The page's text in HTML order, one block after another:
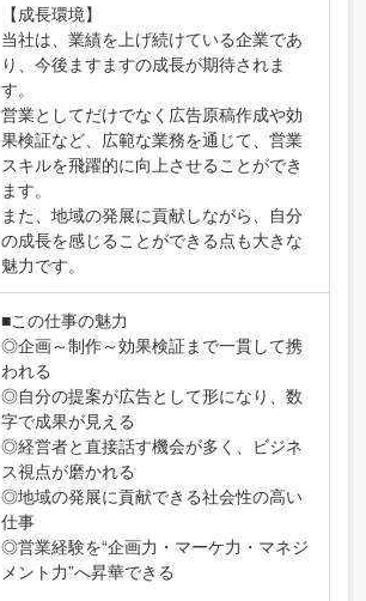
【成長環境】
当社は、業績を上げ続けている企業であ
り、今後ますますの成長が期待されま
す。
営業としてだけでなく広告原稿作成や効
果検証など、広範な業務を通じて、営業
スキルを飛躍的に向上させることができ
ます。
また、地域の発展に貢献しながら、自分
の成長を感じることができる点も大きな
魅力です。
■この仕事の魅力
◎企画～制作～効果検証まで一貫して携
われる
◎自分の提案が広告として形になり、数
字で成果が見える
◎経営者と直接話す機会が多く、ビジネ
ス視点が磨かれる
◎地域の発展に貢献できる社会性の高い
仕事
◎営業経験を“企画力・マーケ力・マネジ
メント力”へ昇華できる